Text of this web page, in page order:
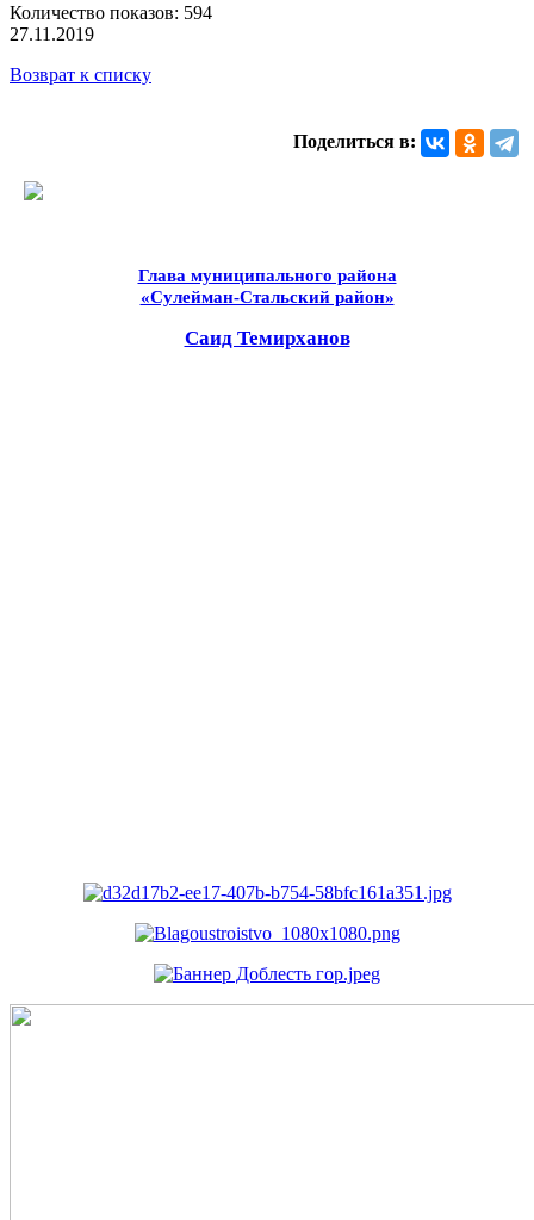
Количество показов: 594
27.11.2019
Возврат к списку
Поделиться в:
Глава муниципального района
«Сулейман-Стальский район»
Саид Темирханов